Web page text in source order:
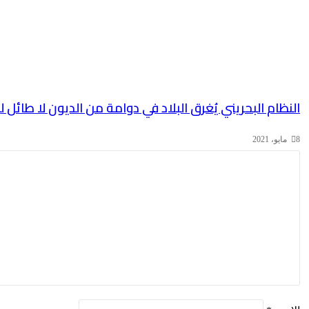
النظام البحريني يُغرق البلاد في دوامة من الديون لا طائل
8 مايو، 2021